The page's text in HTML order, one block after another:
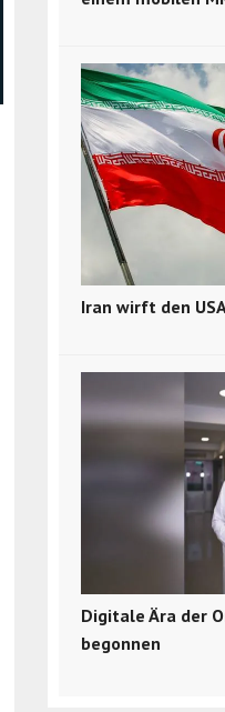
Iran wirft den
Digitale Ära der
begonnen